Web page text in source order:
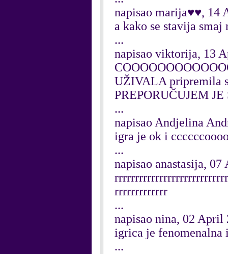
napisao marija♥♥, 14
a kako se stavija
...
napisao viktorija, 13
UŽIVALA pripremila
PREPORUČUJEM
...
napisao Andjelina
igra je ok i
...
napisao anastasija,
rrrrrrrrrrrrr
...
napisao nina, 02 April
igrica je fenomenalna
...